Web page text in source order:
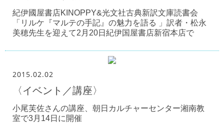
紀伊國屋書店KINOPPY&光文社古典新訳文庫読書会
「リルケ『マルテの手記』の魅力を語る 」訳者・松永
美穂先生を迎えて2月20日紀伊国屋書店新宿本店で
2015.02.02
〈イベント／講座〉
小尾芙佐さんの講座、朝日カルチャーセンター湘南教
室で3月14日に開催